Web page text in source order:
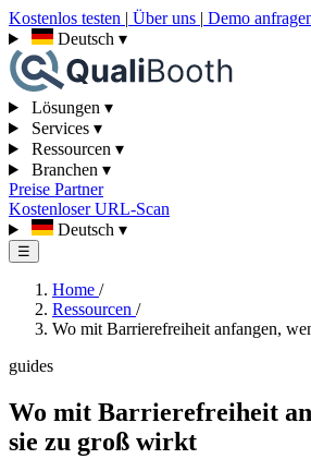
Kostenlos testen | Über uns | Demo
Deutsch ▾
Lösungen ▾
Services ▾
Ressourcen ▾
Branchen ▾
Preise Partner
Kostenloser URL-Scan
Deutsch ▾
☰
Home /
Ressourcen /
Wo mit Barrierefreiheit anfangen,
guides
Wo mit Barrierefreiheit
sie zu groß wirkt